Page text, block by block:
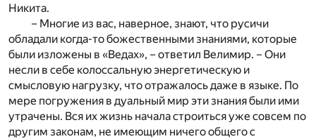
Никита.
– Многие из вас, наверное, знают, что русичи
обладали когда-то божественными знаниями, которые
были изложены в «Ведах», – ответил Велимир. – Они
несли в себе колоссальную энергетическую и
смысловую нагрузку, что отражалось даже в языке. По
мере погружения в дуальный мир эти знания были ими
утрачены. Вся их жизнь начала строиться уже совсем по
другим законам, не имеющим ничего общего с